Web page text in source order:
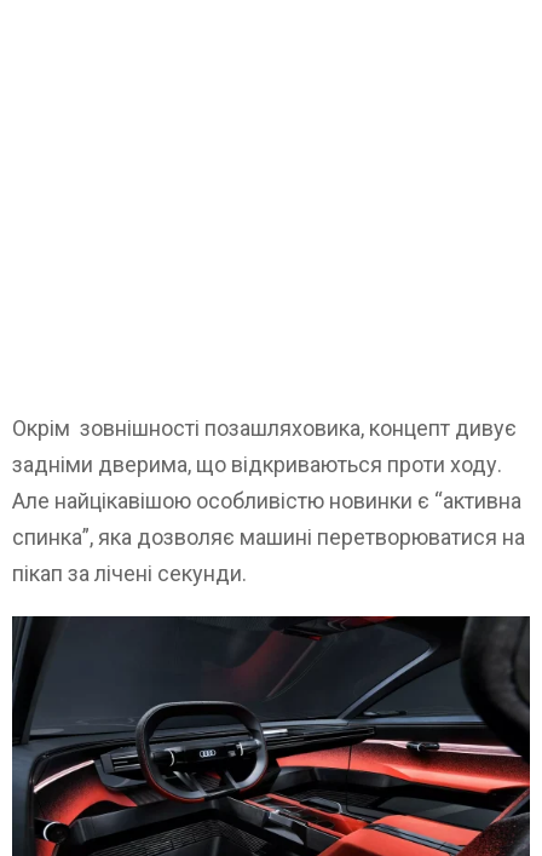
Окрім зовнішності позашляховика, концепт дивує
задніми дверима, що відкриваються проти ходу.
Але найцікавішою особливістю новинки є “активна
спинка”, яка дозволяє машині перетворюватися на
пікап за лічені секунди.